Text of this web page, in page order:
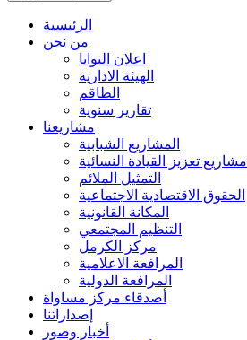
الرئيسية
من نحن
اعلان النوايا
الهيئة الادارية
الطاقم
تقارير سنوية
مشاريعنا
المشاريع الشبابية
مشاريع تعزيز القيادة النسائية
التمثيل الملائم
الحقوق الاقتصادية الاجتماعية
المكانة القانونية
التنظيم المجتمعي
مركز الكرمل
المرافعة الاعلامية
المرافعة الدولية
أصدقاء مركز مساواة
إصداراتنا
أخبار وصور